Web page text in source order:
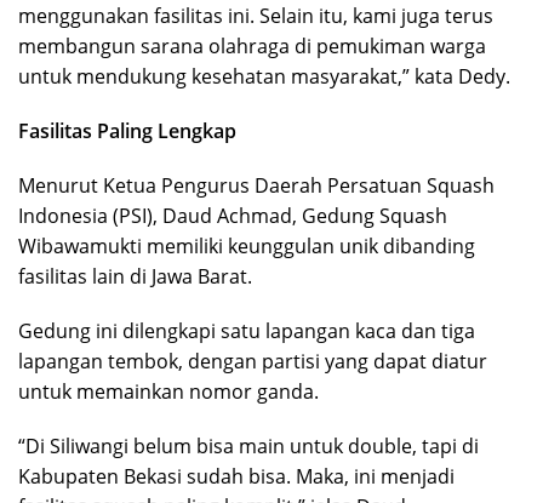
menggunakan fasilitas ini. Selain itu, kami juga terus
membangun sarana olahraga di pemukiman warga
untuk mendukung kesehatan masyarakat,” kata Dedy.
Fasilitas Paling Lengkap
Menurut Ketua Pengurus Daerah Persatuan Squash
Indonesia (PSI), Daud Achmad, Gedung Squash
Wibawamukti memiliki keunggulan unik dibanding
fasilitas lain di Jawa Barat.
Gedung ini dilengkapi satu lapangan kaca dan tiga
lapangan tembok, dengan partisi yang dapat diatur
untuk memainkan nomor ganda.
“Di Siliwangi belum bisa main untuk double, tapi di
Kabupaten Bekasi sudah bisa. Maka, ini menjadi